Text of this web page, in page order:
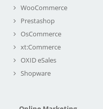
WooCommerce
Prestashop
OsCommerce
xt:Commerce
OXID eSales
Shopware